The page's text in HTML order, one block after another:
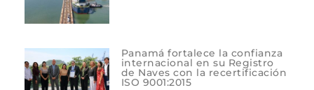
Panamá fortalece la confianza
internacional en su Registro
de Naves con la recertificación
ISO 9001:2015